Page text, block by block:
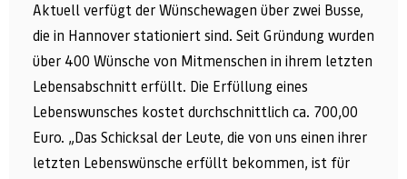
Aktuell verfügt der Wünschewagen über zwei Busse,
die in Hannover stationiert sind. Seit Gründung wurden
über 400 Wünsche von Mitmenschen in ihrem letzten
Lebensabschnitt erfüllt. Die Erfüllung eines
Lebenswunsches kostet durchschnittlich ca. 700,00
Euro. „Das Schicksal der Leute, die von uns einen ihrer
letzten Lebenswünsche erfüllt bekommen, ist für